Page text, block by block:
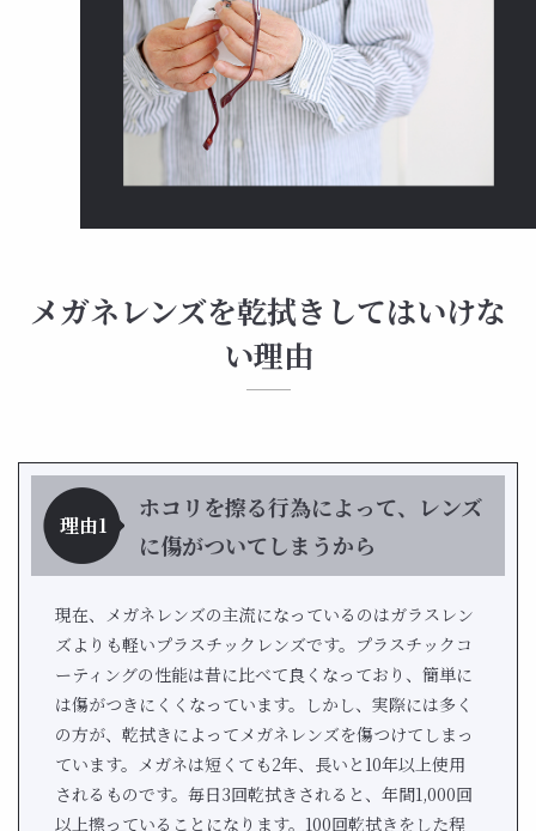
メガネレンズを乾拭きしてはいけな
い理由
理由1
ホコリを擦る行為によって、レンズ
に傷がついてしまうから
現在、メガネレンズの主流になっているのはガラスレン
ズよりも軽いプラスチックレンズです。プラスチックコ
ーティングの性能は昔に比べて良くなっており、簡単に
は傷がつきにくくなっています。しかし、実際には多く
の方が、乾拭きによってメガネレンズを傷つけてしまっ
ています。メガネは短くても2年、長いと10年以上使用
されるものです。毎日3回乾拭きされると、年間1,000回
以上擦っていることになります。100回乾拭きをした程